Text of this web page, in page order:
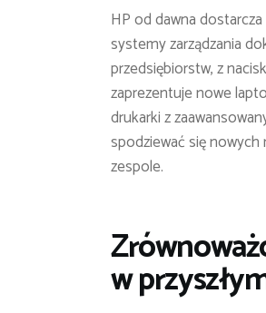
HP od dawna
systemy zarządzania
przedsiębiorstw, z
zaprezentuje nowe
drukarki z
spodziewać się nowych
zespole.
w